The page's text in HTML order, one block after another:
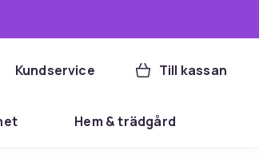
Kundservice Till kassan
Hem & trädgård